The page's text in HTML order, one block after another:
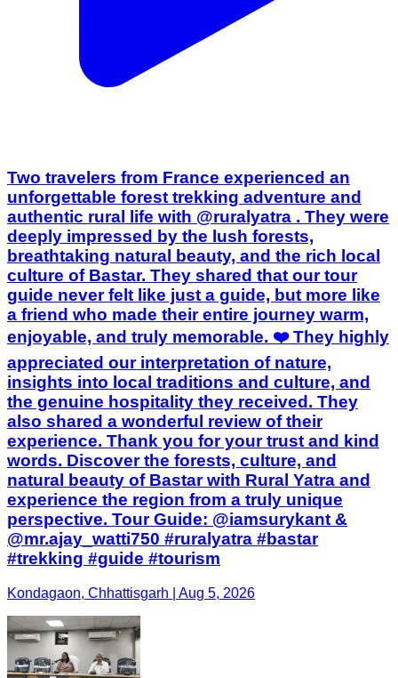
Two travelers from France experienced an
unforgettable forest trekking adventure and
authentic rural life with @ruralyatra . They were
deeply impressed by the lush forests,
breathtaking natural beauty, and the rich local
culture of Bastar. They shared that our tour
guide never felt like just a guide, but more like
a friend who made their entire journey warm,
enjoyable, and truly memorable. ❤️ They highly
appreciated our interpretation of nature,
insights into local traditions and culture, and
the genuine hospitality they received. They
also shared a wonderful review of their
experience. Thank you for your trust and kind
words. Discover the forests, culture, and
natural beauty of Bastar with Rural Yatra and
experience the region from a truly unique
perspective. Tour Guide: @iamsurykant &
@mr.ajay_watti750 #ruralyatra #bastar
#trekking #guide #tourism
Kondagaon, Chhattisgarh | Aug 5, 2026